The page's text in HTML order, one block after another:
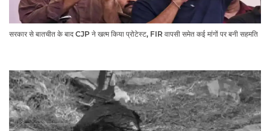
सरकार से बातचीत के बाद CJP ने खत्म किया प्रोटेस्ट, FIR वापसी समेत कई मांगों पर बनी सहमति